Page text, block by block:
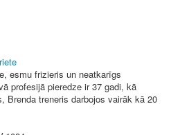
esmu frizieris un neatkarīgs
profesijā pieredze ir 37 gadi, kā
Brenda treneris darbojos vairāk kā 20